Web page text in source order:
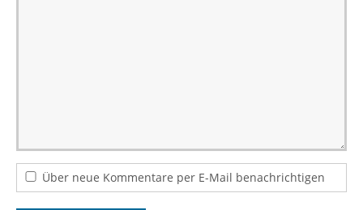
Über neue Kommentare per E-Mail benachrichtigen